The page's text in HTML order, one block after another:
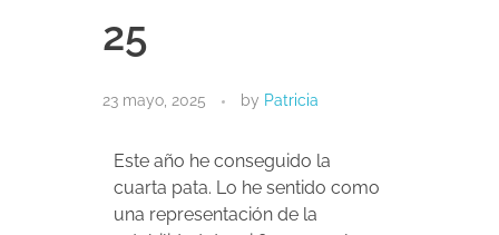
25
23 mayo, 2025 by Patricia
Este año he conseguido la
cuarta pata. Lo he sentido como
una representación de la